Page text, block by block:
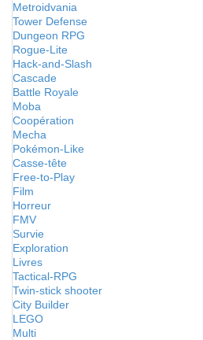
Metroidvania
Tower Defense
Dungeon RPG
Rogue-Lite
Hack-and-Slash
Cascade
Battle Royale
Moba
Coopération
Mecha
Pokémon-Like
Casse-tête
Free-to-Play
Film
Horreur
FMV
Survie
Exploration
Livres
Tactical-RPG
Twin-stick shooter
City Builder
LEGO
Multi